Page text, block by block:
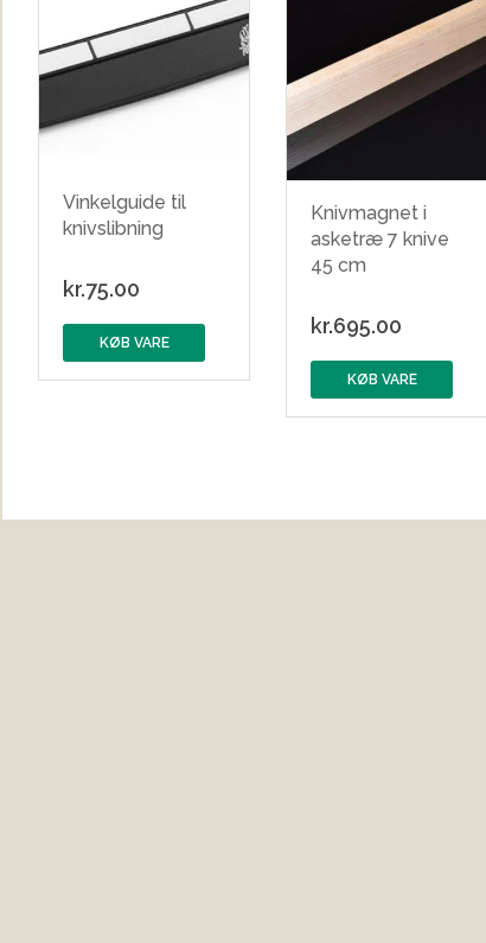
Vinkelguide til
knivslibning
kr.75.00
KØB VARE
Knivmagnet i
asketræ 7 knive
45 cm
kr.695.00
KØB VARE